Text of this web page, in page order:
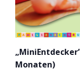
Monaten)